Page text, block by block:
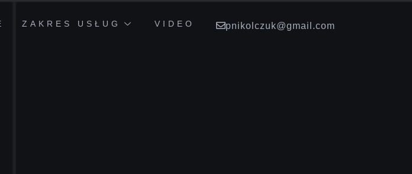
ZAKRES USŁUG
VIDEO
pnikolczuk@gmail.com